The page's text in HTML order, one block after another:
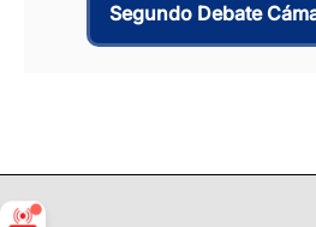
Segundo Debate